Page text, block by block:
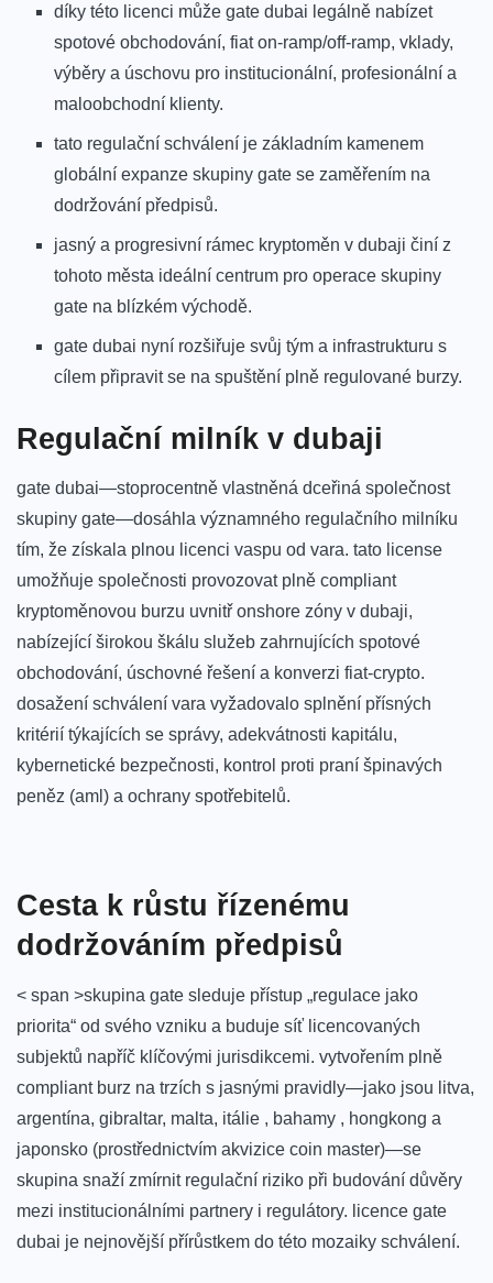
díky této licenci může gate dubai legálně nabízet
spotové obchodování, fiat on-ramp/off-ramp, vklady,
výběry a úschovu pro institucionální, profesionální a
maloobchodní klienty.
tato regulační schválení je základním kamenem
globální expanze skupiny gate se zaměřením na
dodržování předpisů.
jasný a progresivní rámec kryptoměn v dubaji činí z
tohoto města ideální centrum pro operace skupiny
gate na blízkém východě.
gate dubai nyní rozšiřuje svůj tým a infrastrukturu s
cílem připravit se na spuštění plně regulované burzy.
Regulační milník v dubaji
gate dubai—stoprocentně vlastněná dceřiná společnost
skupiny gate—dosáhla významného regulačního milníku
tím, že získala plnou licenci vaspu od vara. tato license
umožňuje společnosti provozovat plně compliant
kryptoměnovou burzu uvnitř onshore zóny v dubaji,
nabízející širokou škálu služeb zahrnujících spotové
obchodování, úschovné řešení a konverzi fiat-crypto.
dosažení schválení vara vyžadovalo splnění přísných
kritérií týkajících se správy, adekvátnosti kapitálu,
kybernetické bezpečnosti, kontrol proti praní špinavých
peněz (aml) a ochrany spotřebitelů.
Cesta k růstu řízenému
dodržováním předpisů
< span >skupina gate sleduje přístup „regulace jako
priorita“ od svého vzniku a buduje síť licencovaných
subjektů napříč klíčovými jurisdikcemi. vytvořením plně
compliant burz na trzích s jasnými pravidly—jako jsou litva,
argentína, gibraltar, malta, itálie , bahamy , hongkong a
japonsko (prostřednictvím akvizice coin master)—se
skupina snaží zmírnit regulační riziko při budování důvěry
mezi institucionálními partnery i regulátory. licence gate
dubai je nejnovější přírůstkem do této mozaiky schválení.